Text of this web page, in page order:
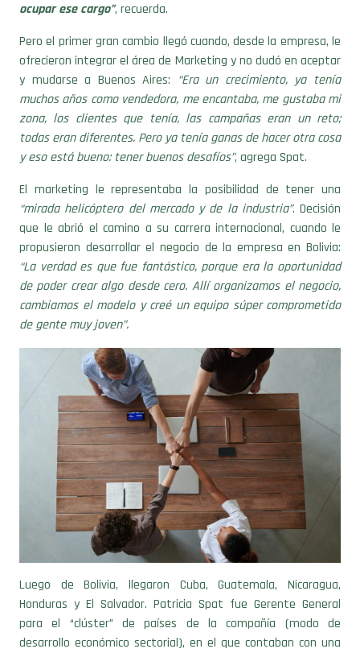
ocupar ese cargo”, recuerda.
Pero el primer gran cambio llegó cuando, desde la empresa, le
ofrecieron integrar el área de Marketing y no dudó en aceptar
y mudarse a Buenos Aires: “Era un crecimiento, ya tenía
muchos años como vendedora, me encantaba, me gustaba mi
zona, los clientes que tenía, las campañas eran un reto;
todas eran diferentes. Pero ya tenía ganas de hacer otra cosa
y eso está bueno: tener buenos desafíos”, agrega Spat.
El marketing le representaba la posibilidad de tener una
“mirada helicóptero del mercado y de la industria”. Decisión
que le abrió el camino a su carrera internacional, cuando le
propusieron desarrollar el negocio de la empresa en Bolivia:
“La verdad es que fue fantástico, porque era la oportunidad
de poder crear algo desde cero. Allí organizamos el negocio,
cambiamos el modelo y creé un equipo súper comprometido
de gente muy joven”.
Luego de Bolivia, llegaron Cuba, Guatemala, Nicaragua,
Honduras y El Salvador. Patricia Spat fue Gerente General
para el “clúster” de países de la compañía (modo de
desarrollo económico sectorial), en el que contaban con una